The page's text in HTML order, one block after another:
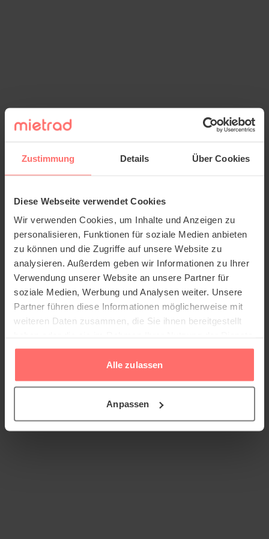
Zustimmung Details Über Cookies
Diese Webseite verwendet Cookies
Wir verwenden Cookies, um Inhalte und Anzeigen zu
personalisieren, Funktionen für soziale Medien anbieten
zu können und die Zugriffe auf unsere Website zu
analysieren. Außerdem geben wir Informationen zu Ihrer
Verwendung unserer Website an unsere Partner für
soziale Medien, Werbung und Analysen weiter. Unsere
Partner führen diese Informationen möglicherweise mit
weiteren Daten zusammen, die Sie ihnen bereitgestellt
gesammelt haben.
Alle zulassen
Anpassen